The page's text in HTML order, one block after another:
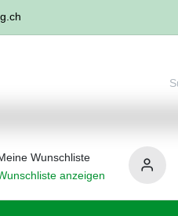
Wunschliste
anzeigen